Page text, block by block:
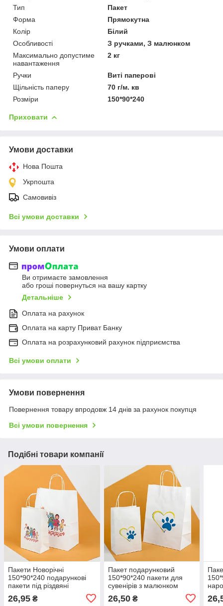
Тип
Пакет
Форма
Прямокутна
Колір
Білий
Особливості
З ручками, З малюнком
Максимально допустиме
навантаження
2 кг
Ручки
Виті паперові
Щільність паперу
70 г/м. кв
Розміри
150*90*240
Приховати
Умови доставки
Нова Пошта
Укрпошта
Самовивіз
Всі умови доставки
Умови оплати
Ви отримаєте замовлення
або гроші повернуться на вашу картку
Детальніше
Оплата на рахунок
Оплата на карту Приват Банку
Оплата на розрахунковий рахунок підприємства
Всі умови оплати
Умови повернення
Повернення товару впродовж 14 днів за рахунок покупця
Всі умови повернення
Подібні товари компанії
Пакети Новорічні
150*90*240 подарункові
пакети під різдвяні
26,95 ₴
Пакет подарунковий
150*90*240 пакети для
сувенірів з малюнком
для патріотичних сувенірів
26,50₴